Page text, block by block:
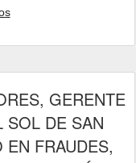
GERENTE
SOL DE SAN
EN FRAUDES,